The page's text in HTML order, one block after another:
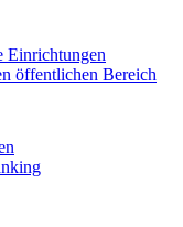
Einrichtungen
öffentlichen Bereich